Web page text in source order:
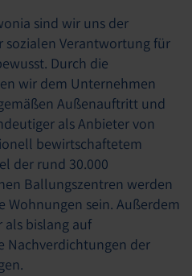
sind wir uns der
sozialen Verantwortung für
Durch die
wir dem Unternehmen
Außenauftritt und
als Anbieter von
bewirtschaftetem
der rund 30.000
Ballungszentren werden
Wohnungen sein. Außerdem
als bislang auf
Nachverdichtungen der